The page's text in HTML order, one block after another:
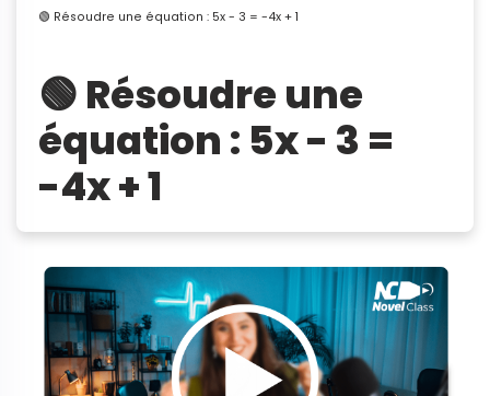
🟢 Résoudre une équation : 5x - 3 = -4x + 1
🟢 Résoudre une
équation : 5x - 3 =
-4x + 1